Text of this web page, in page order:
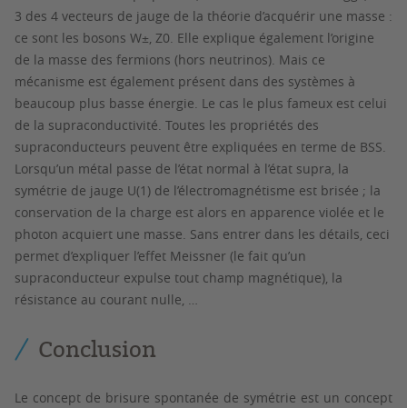
3 des 4 vecteurs de jauge de la théorie d’acquérir une masse :
ce sont les bosons W±, Z0. Elle explique également l’origine
de la masse des fermions (hors neutrinos). Mais ce
mécanisme est également présent dans des systèmes à
beaucoup plus basse énergie. Le cas le plus fameux est celui
de la supraconductivité. Toutes les propriétés des
supraconducteurs peuvent être expliquées en terme de BSS.
Lorsqu’un métal passe de l’état normal à l’état supra, la
symétrie de jauge U(1) de l’électromagnétisme est brisée ; la
conservation de la charge est alors en apparence violée et le
photon acquiert une masse. Sans entrer dans les détails, ceci
permet d’expliquer l’effet Meissner (le fait qu’un
supraconducteur expulse tout champ magnétique), la
résistance au courant nulle, …
Conclusion
Le concept de brisure spontanée de symétrie est un concept